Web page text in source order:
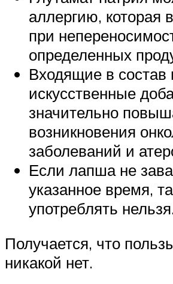
аллергию, которая
при
определенных
Входящие в
искусственные
значительно
возникновения
заболеваний и
Если лапша не
указанное время,
употреблять
Получается, что
никакой нет.